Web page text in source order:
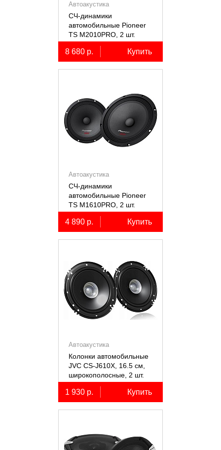
Автоакустика
СЧ-динамики
автомобильные Pioneer
TS M2010PRO, 2 шт.
8 680 р. Купить
Автоакустика
СЧ-динамики
автомобильные Pioneer
TS M1610PRO, 2 шт.
4 890 р. Купить
Автоакустика
Колонки автомобильные
JVC CS-J610X, 16.5 см,
широкополосные, 2 шт.
1 930 р. Купить